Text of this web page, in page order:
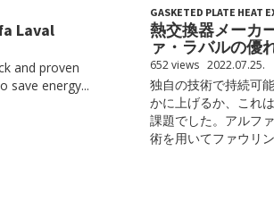
Laval
and proven
save energy...
GASKETED PLATE HEAT
熱交換器メーカ
ァ・ラバルの優
652 views 2022.07.25.
独自の技術で持続可
かに上げるか、これ
課題でした。アルフ
術を用いてファウリ